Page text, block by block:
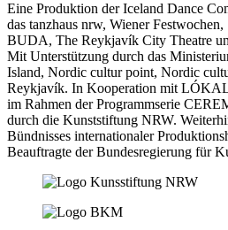
Eine Produktion der Iceland Dance
das tanzhaus nrw, Wiener
BUDA, The Reykjavík City Theatre
Mit Unterstützung durch das
Island, Nordic cultur point, Nordic
Reykjavík. In Kooperation mit
im Rahmen der Programmserie
durch die Kunststiftung NRW.
Bündnisses internationaler
Beauftragte der Bundesregierung für